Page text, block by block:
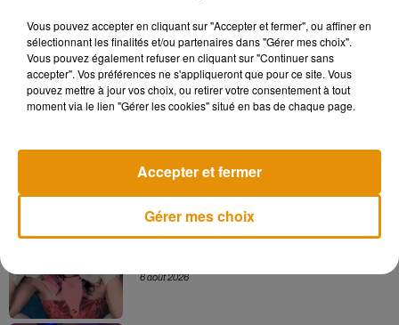
7 août 2026
Sensation » avec Kylie Minogue
6 août 2026
Vous pouvez accepter en cliquant sur "Accepter et fermer", ou affiner en
sélectionnant les finalités et/ou partenaires dans "Gérer mes choix".
Vous pouvez également refuser en cliquant sur "Continuer sans
accepter". Vos préférences ne s'appliqueront que pour ce site. Vous
pouvez mettre à jour vos choix, ou retirer votre consentement à tout
moment via le lien "Gérer les cookies" situé en bas de chaque page.
Gérer mes choix
Accepter et fermer